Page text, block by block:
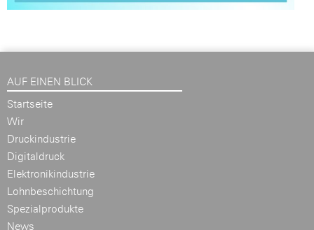
AUF EINEN BLICK
Startseite
Wir
Druckindustrie
Digitaldruck
Elektronikindustrie
Lohnbeschichtung
Spezialprodukte
News